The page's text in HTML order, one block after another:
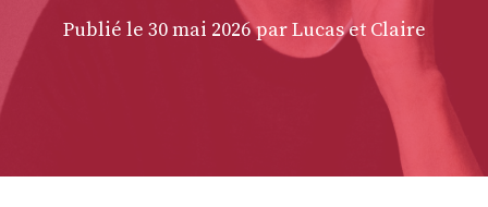
Publié le 30 mai 2026 par Lucas et Claire